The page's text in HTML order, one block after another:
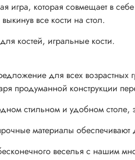
игра, которая совмещает в
все кости на стол.
костей, игральные кости.
для всех
продуманной конструкции
стильном и удобном
материалы обеспечивают
веселья с нашим